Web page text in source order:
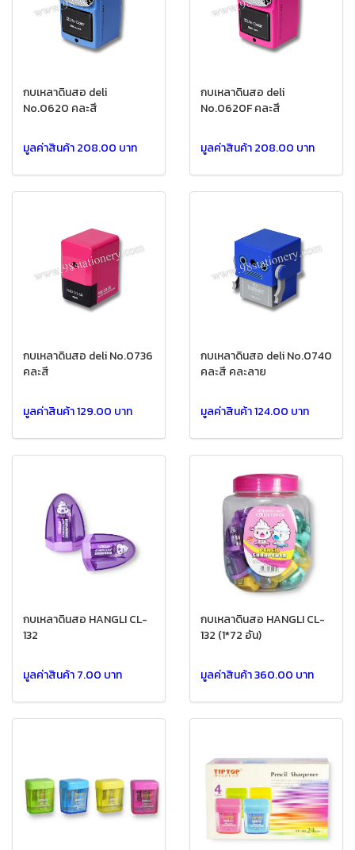
กบเหลาดินสอ deli
No.0620 คละสี
มูลค่าสินค้า 208.00 บาท
กบเหลาดินสอ deli
No.0620F คละสี
มูลค่าสินค้า 208.00 บาท
กบเหลาดินสอ deli No.0736
คละสี
มูลค่าสินค้า 129.00 บาท
กบเหลาดินสอ deli No.0740
คละสี คละลาย
มูลค่าสินค้า 124.00 บาท
กบเหลาดินสอ HANGLI CL-
132
มูลค่าสินค้า 7.00 บาท
กบเหลาดินสอ HANGLI CL-
132 (1*72 อัน)
มูลค่าสินค้า 360.00 บาท